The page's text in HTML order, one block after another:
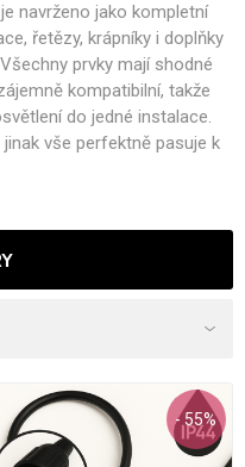
navrženo jako kompletní
řetězy, krápníky i doplňky
prvky mají shodné
kompatibilní, takže
do jedné instalace.
vše perfektně pasuje k
- 55%